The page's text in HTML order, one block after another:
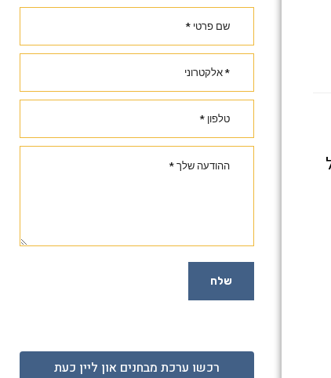
שלח
רכשו ערכת מבחנים און ליין כעת